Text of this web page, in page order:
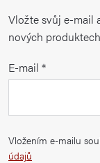
Vložte svůj e-mail
nových
E-mail
Vložením e-mailu
údajů